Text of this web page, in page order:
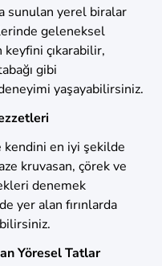
sunulan yerel biralar
geleneksel
çıkarabilir,
gibi
yaşayabilirsiniz.
kendini en iyi şekilde
kruvasan, çörek ve
denemek
yer alan fırınlarda
Yöresel Tatlar